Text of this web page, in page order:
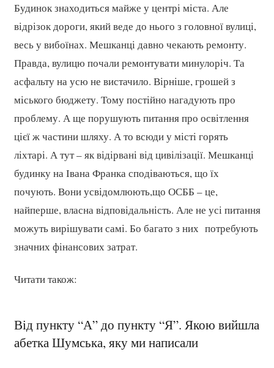
Будинок знаходиться майже у центрі міста. Але
відрізок дороги, який веде до нього з головної вулиці,
весь у вибоїнах. Мешканці давно чекають ремонту.
Правда, вулицю почали ремонтувати минулоріч. Та
асфальту на усю не вистачило. Вірніше, грошей з
міського бюджету. Тому постійно нагадують про
проблему. А ще порушують питання про освітлення
цієї ж частини шляху. А то всюди у місті горять
ліхтарі. А тут – як відірвані від цивілізації. Мешканці
будинку на Івана Франка сподіваються, що їх
почують. Вони усвідомлюють,що ОСББ – це,
найперше, власна відповідальність. Але не усі питання
можуть вирішувати самі. Бо багато з них потребують
значних фінансових затрат.
Читати також:
Від пункту “А” до пункту “Я”. Якою вийшла
абетка Шумська, яку ми написали